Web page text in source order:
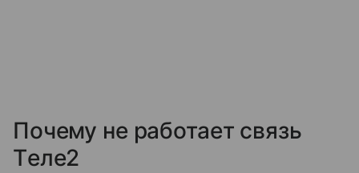
Почему не работает связь
Tеле2